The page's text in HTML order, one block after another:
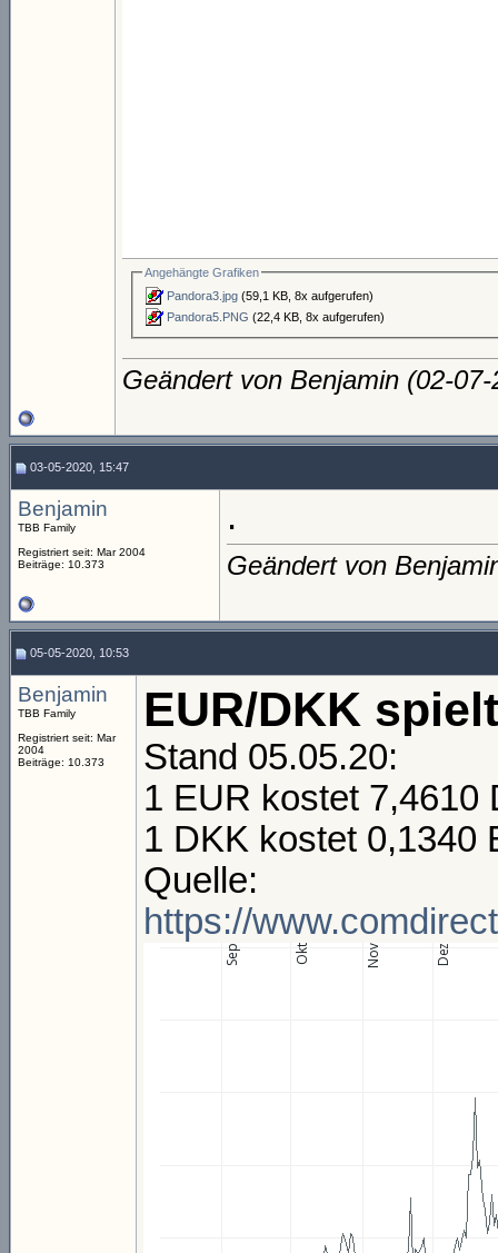
Angehängte Grafiken
Pandora3.jpg (59,1 KB, 8x aufgerufen)
Pandora5.PNG (22,4 KB, 8x aufgerufen)
Geändert von Benjamin (02-
03-05-2020, 15:47
Benjamin
TBB Family
Registriert seit: Mar 2004
Beiträge: 10.373
.
Geändert von
05-05-2020, 10:53
Benjamin
TBB Family
Registriert seit: Mar
2004
Beiträge: 10.373
EUR/DKK
Stand 05.05.20:
1 EUR kostet 7,4610
1 DKK kostet 0,1340
Quelle:
https://